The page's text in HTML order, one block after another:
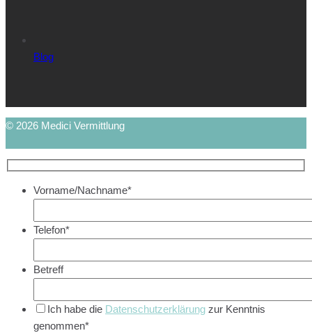
Blog
© 2026 Medici Vermittlung
Vorname/Nachname*
Telefon*
Betreff
Ich habe die Datenschutzerklärung zur Kenntnis
genommen*